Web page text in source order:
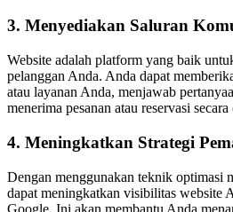
3. Menyediakan Saluran
Website adalah platform yang baik
pelanggan Anda. Anda dapat
atau layanan Anda, menjawab
menerima pesanan atau reservasi
4. Meningkatkan Strategi
Dengan menggunakan teknik optimasi
dapat meningkatkan visibilitas website
Google. Ini akan membantu Anda